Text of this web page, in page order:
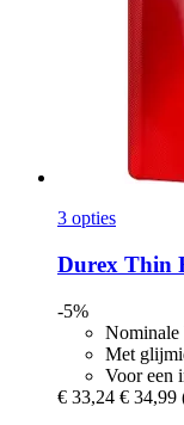
3 opties
Durex Thin
-5%
Nominale
Met
Voor een
€ 33,24 € 34,99